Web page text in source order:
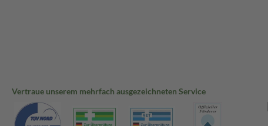
Vertraue unserem mehrfach ausgezeichneten Service